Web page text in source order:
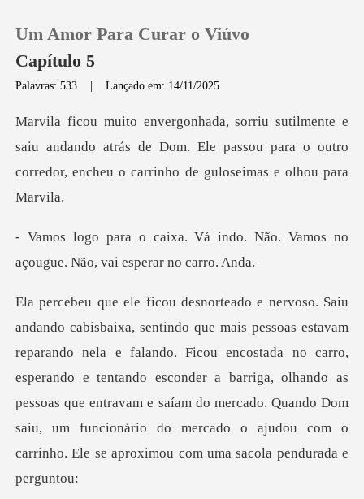
0
Loja
Sair
Baixar App
Um Amor Para Curar o Viúvo
Capítulo 5
Palavras: 533 |Lançado em: 14/11/2025
iu andando atrás de Dom. Ele passou para o outro
corredo
indo. Não. Vamos no
açougue.
e falando. Ficou encostada no carro,
esperando e tentando esconder a barriga, olhando as
pessoas que entravam e saíam do merc